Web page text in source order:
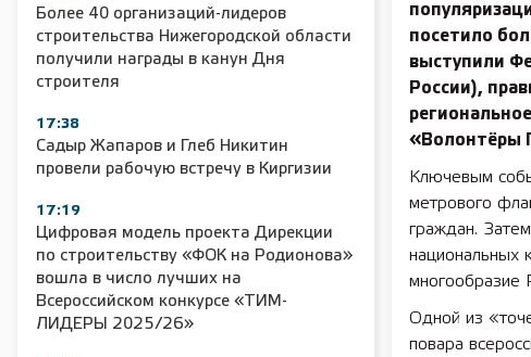
Более 40 организаций-лидеров
строительства Нижегородской области
получили награды в канун Дня
строителя
17:38
Садыр Жапаров и Глеб Никитин
провели рабочую встречу в Киргизии
17:19
Цифровая модель проекта Дирекции
по строительству «ФОК на Родионова»
вошла в число лучших на
Всероссийском конкурсе «ТИМ-
ЛИДЕРЫ 2025/26»
посетило
выступили
России),
«Волонтёры
Ключевым
метрового
граждан.
национальных
многообразие
Одной из
повара